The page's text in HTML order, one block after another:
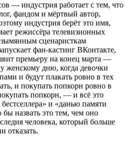
— индустрия работает с тем, что
фандом и мёртвый автор,
индустрия берёт это имя,
режиссёра телевизионных
сценаристкам
фан-кастинг ВКонтакте,
премьеру на конец марта —
женскому дню, когда девочки
и будут плакать ровно в тех
и покупать попкорн ровно в
попкорн, — и всё это
и «данью памяти
бы назвать это тем, чем оно
человека, который больше
отказать.